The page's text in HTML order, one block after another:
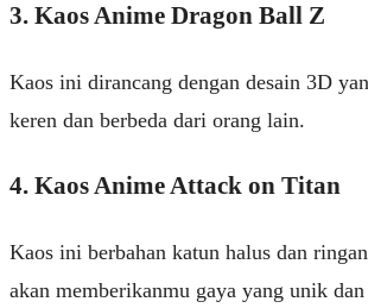
3. Kaos Anime Dragon Ball Z
Kaos ini dirancang dengan desain 3D
keren dan berbeda dari orang lain.
4. Kaos Anime Attack on Titan
Kaos ini berbahan katun halus dan
akan memberikanmu gaya yang unik